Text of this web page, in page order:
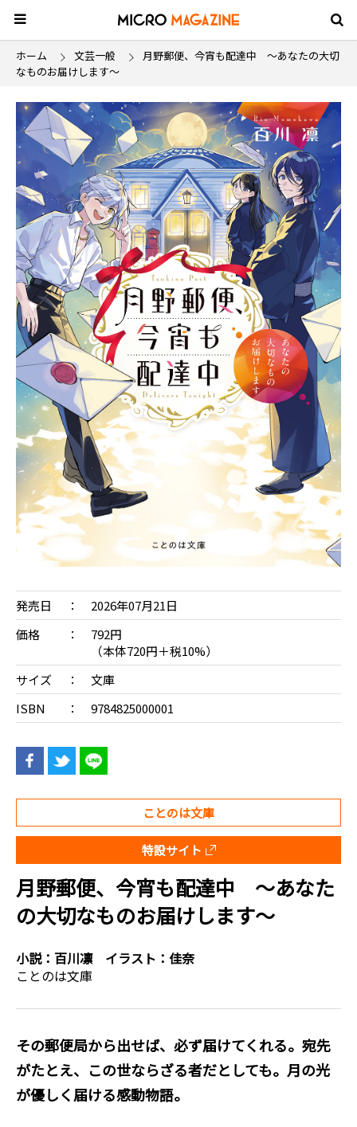
ホーム 文芸一般
月野郵便、今宵も配達中 ～あなたの大切
なものお届けします～
発売日
2026年07月21日
価格
792円
（本体720円＋税10%）
サイズ
文庫
ISBN
9784825000001
ことのは文庫
特設サイト
月野郵便、今宵も配達中 ～あなた
の大切なものお届けします～
小説： 百川凛 イラスト： 佳奈
ことのは文庫
その郵便局から出せば、必ず届けてくれる。宛先
がたとえ、この世ならざる者だとしても――。月の光
が優しく届ける感動物語。